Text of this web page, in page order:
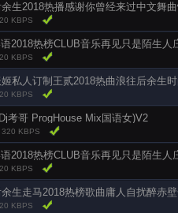
生2018热播感谢你曾经来过中文舞
KBPS
KBPS
私人订制王贰2018热曲浪往后余生
KBPS
考哥 ProgHouse Mix国语女)V2
320 KBPS
KBPS
KBPS